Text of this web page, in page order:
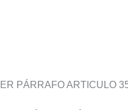
PÁRRAFO ARTICULO